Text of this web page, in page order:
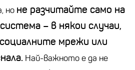
но не разчитайте само на
– в някои случаи,
мрежи или
Най-важното е да не